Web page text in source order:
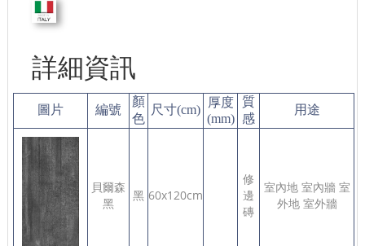
詳細資訊
圖片 編號
顏
色
尺寸(cm)
厚度
(mm)
質
感
用途
貝爾森
黑
黑 60x120cm
修
邊
磚
室內地 室內牆 室
外地 室外牆